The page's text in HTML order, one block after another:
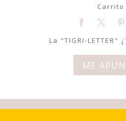
Carrito
La "TIGRI-LETTER"
ME